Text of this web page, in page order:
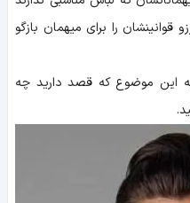
قوانینشان را برای میهمان بازگو
به این موضوع که قصد دارید چه